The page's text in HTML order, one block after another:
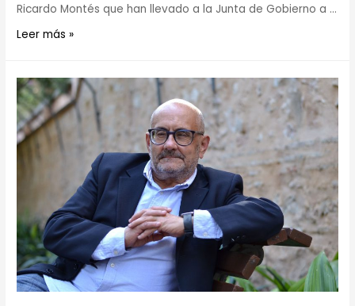
Ricardo Montés que han llevado a la Junta de Gobierno a …
Leer más »